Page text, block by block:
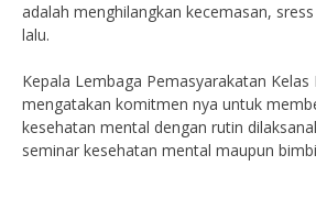
adalah menghilangkan kecemasan,
lalu.
Kepala Lembaga Pemasyarakatan
mengatakan komitmen nya untuk
kesehatan mental dengan rutin
seminar kesehatan mental maupun